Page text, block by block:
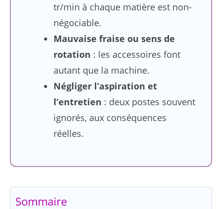
tr/min à chaque matière est non-
négociable.
Mauvaise fraise ou sens de
rotation : les accessoires font
autant que la machine.
Négliger l’aspiration et
l’entretien : deux postes souvent
ignorés, aux conséquences
réelles.
Sommaire